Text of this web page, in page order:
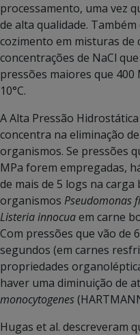
processamento, uma vez
de alta qualidade.
cozimento em misturas de
concentrações de NaCl
pressões maiores que
10°C.
A Alta Pressão
concentra na eliminação
organismos. Se pressões
MPa forem empregadas,
de mais de 5 logs na
organismos Pseudomonas
Listeria innocuaem carne
Com pressões que vão de
segundos (em carnes
propriedades
haver uma diminuição de
monocytogenes
Hugas et al. descreveram